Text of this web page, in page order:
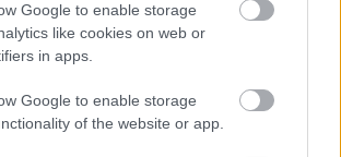
Google to enable storage
like cookies on web or
in apps.
Google to enable storage
of the website or app.
még a tanévkezdés előtt folyósítja a
a második részlet novemberben, utalvány
1 hozzászólás